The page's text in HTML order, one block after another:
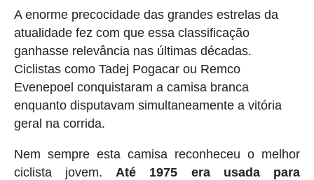
A enorme precocidade das grandes estrelas da
atualidade fez com que essa classificação
ganhasse relevância nas últimas décadas.
Ciclistas como Tadej Pogacar ou Remco
Evenepoel conquistaram a camisa branca
enquanto disputavam simultaneamente a vitória
geral na corrida.
Nem sempre esta camisa reconheceu o melhor
ciclista jovem. Até 1975 era usada para